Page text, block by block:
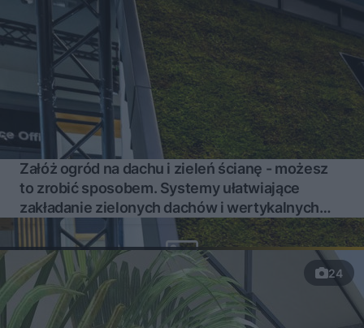
Załóż ogród na dachu i zieleń ścianę - możesz
to zrobić sposobem. Systemy ułatwiające
zakładanie zielonych dachów i wertykalnych
ogrodów
24